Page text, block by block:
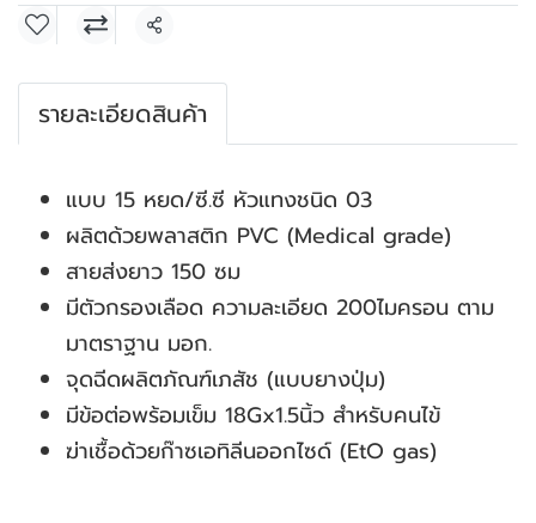
แชร์
รายละเอียดสินค้า
แบบ 15 หยด/ซี.ซี หัวแทงชนิด 03
ผลิตด้วยพลาสติก PVC (Medical grade)
สายส่งยาว 150 ซม
มีตัวกรองเลือด ความละเอียด 200ไมครอน ตาม
มาตราฐาน มอก.
จุดฉีดผลิตภัณฑ์เภสัช (แบบยางปุ่ม)
มีข้อต่อพร้อมเข็ม 18Gx1.5นิ้ว สำหรับคนไข้
ฆ่าเชื้อด้วยก๊าซเอทิลีนออกไซด์ (EtO gas)